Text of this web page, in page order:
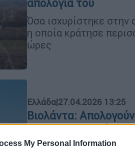
My Personal Information
απολογία του
Όσα ισχυρίστηκε στην
η οποία κράτησε
ώρες
Ελλάδα|27.04.2026 13:25
Βιολάντα:
δυο διευθυντικά
κατηγορητήριο